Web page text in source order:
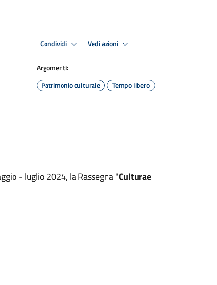
Condividi Vedi azioni
Argomenti:
Patrimonio culturale
Tempo libero
- luglio 2024, la Rassegna "Culturae